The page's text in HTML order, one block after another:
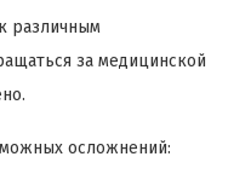
различным
за медицинской
осложнений: